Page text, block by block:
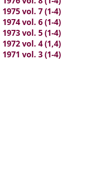
1975 vol. 7 (1-4)
1974 vol. 6 (1-4)
1973 vol. 5 (1-4)
1972 vol. 4 (1,4)
1971 vol. 3 (1-4)